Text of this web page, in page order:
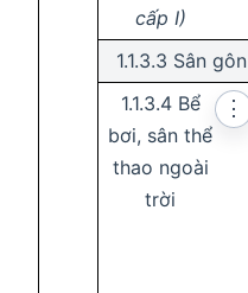
cấp I)
1.1.3.3 Sân gôn
1.1.3.4 Bể
bơi, sân thể
thao ngoài
trời
⋮